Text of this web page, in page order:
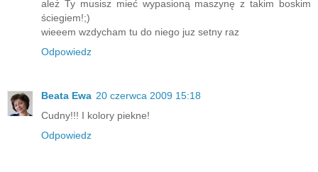
ależ Ty musisz mieć wypasioną maszynę z takim boskim
ściegiem!;)
wieeem wzdycham tu do niego juz setny raz
Odpowiedz
Beata Ewa 20 czerwca 2009 15:18
Cudny!!! I kolory piekne!
Odpowiedz